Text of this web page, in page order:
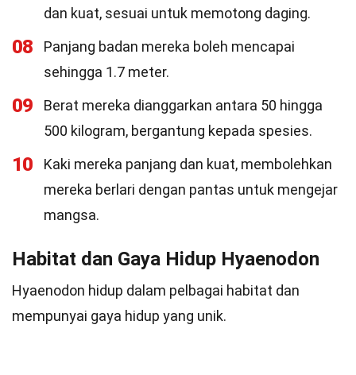
dan kuat, sesuai untuk memotong daging.
08
Panjang badan mereka boleh mencapai
sehingga 1.7 meter.
09
Berat mereka dianggarkan antara 50 hingga
500 kilogram, bergantung kepada spesies.
10
Kaki mereka panjang dan kuat, membolehkan
mereka berlari dengan pantas untuk mengejar
mangsa.
Habitat dan Gaya Hidup Hyaenodon
Hyaenodon hidup dalam pelbagai habitat dan
mempunyai gaya hidup yang unik.